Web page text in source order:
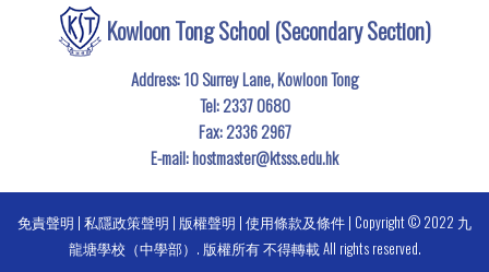
Kowloon Tong School (Secondary Section)
Address: 10 Surrey Lane, Kowloon Tong
Tel:2337 0680
Fax:2336 2967
E-mail:hostmaster@ktsss.edu.hk
免責聲明 | 私隱政策聲明 | 版權聲明 | 使用條款及條件 | Copyright © 2022 九
龍塘學校（中學部）. 版權所有 不得轉載 All rights reserved.